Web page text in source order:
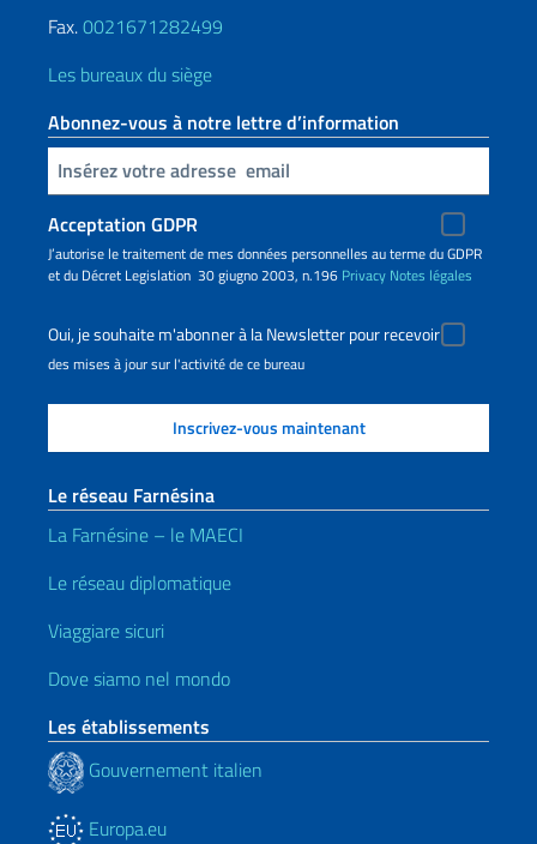
Fax.0021671282499
Les bureaux du siège
Abonnez-vous à notre lettre d’information
Insert your email
Acceptation GDPR
J’autorise le traitement de mes données personnelles au terme du GDPR
et du Décret Legislation 30 giugno 2003, n.196 Privacy Notes légales
Oui, je souhaite m'abonner à la Newsletter pour recevoir
des mises à jour sur l'activité de ce bureau
Le réseau Farnésina
La Farnésine – le MAECI
Le réseau diplomatique
Viaggiare sicuri
Dove siamo nel mondo
Les établissements
Gouvernement italien
Europa.eu